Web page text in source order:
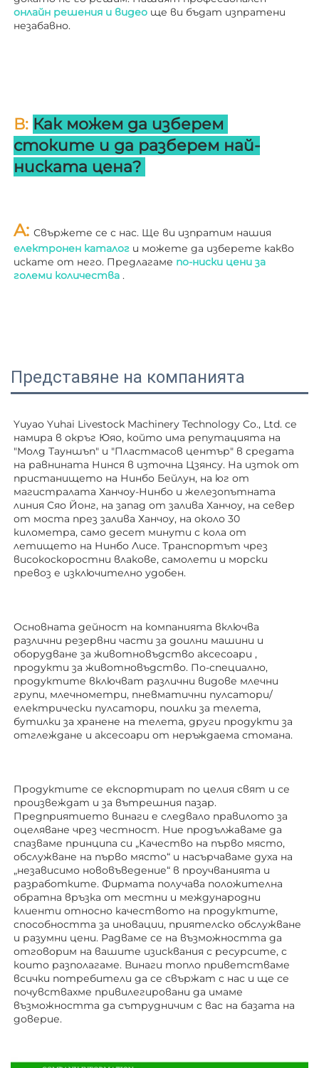
онлайн решения и видео ще ви бъдат изпратени
незабавно.
В: Как можем да изберем
стоките и да разберем най-
ниската цена?
A:
електронен каталог и можете да изберете какво
искате от него. Предлагаме по-ниски цени за
големи количества .
Представяне на компанията
Yuyao Yuhai Livestock Machinery Technology Co., Ltd. се
намира в окръг Юяо, който има репутацията на
"Молд Тауншъп" и "Пластмасов център" в средата
на равнината Нинся в източна Цзянсу. На изток от
пристанището на Нинбо Бейлун, на юг от
магистралата Ханчоу-Нинбо и железопътната
линия Сяо Йонг, на запад от залива Ханчоу, на север
от моста през залива Ханчоу, на около 30
километра, само десет минути с кола от
летището на Нинбо Лисе. Транспортът чрез
високоскоростни влакове, самолети и морски
превоз е изключително удобен.
Основната дейност на компанията включва
различни резервни части за доилни машини и
оборудване за животновъдство аксесоари ,
продукти за животновъдство. По-специално,
продуктите включват различни видове млечни
групи, млечнометри, пневматични пулсатори/
електрически пулсатори, поилки за телета,
бутилки за хранене на телета, други продукти за
отглеждане и аксесоари от неръждаема стомана.
Продуктите се експортират по целия свят и се
произвеждат и за вътрешния пазар.
Предприятието винаги е следвало правилото за
оцеляване чрез честност. Ние продължаваме да
спазваме принципа си „Качество на първо място,
обслужване на първо място“ и насърчаваме духа на
„независимо нововъведение“ в проучванията и
разработките. Фирмата получава положителна
обратна връзка от местни и международни
клиенти относно качеството на продуктите,
способността за иновации, приятелско обслужване
и разумни цени. Радваме се на възможността да
отговорим на вашите изисквания с ресурсите, с
които разполагаме. Винаги топло приветстваме
всички потребители да се свържат с нас и ще се
почувствахме привилегировани да имаме
възможността да сътрудничим с вас на базата на
доверие.